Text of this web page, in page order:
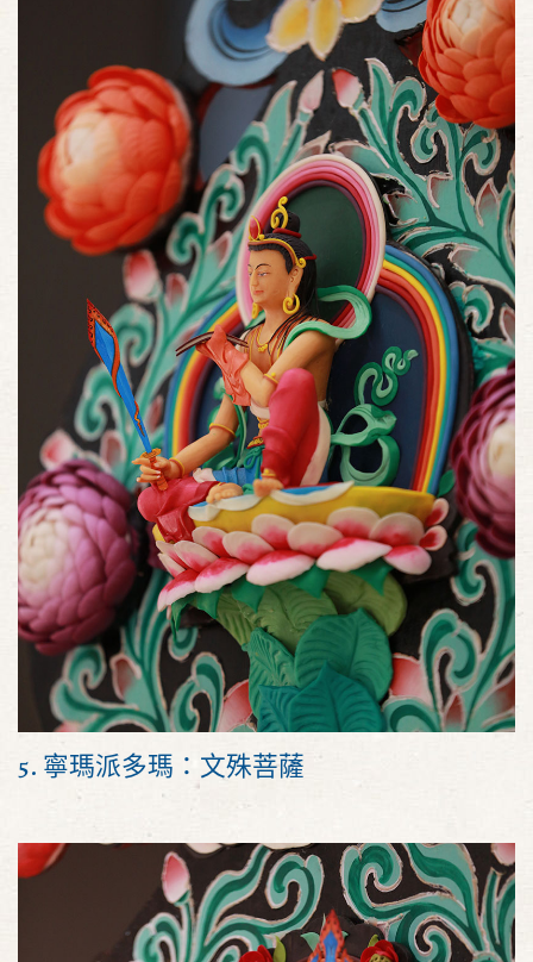
5. 寧瑪派多瑪：文殊菩薩